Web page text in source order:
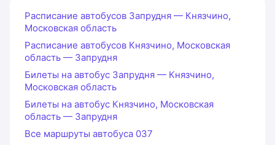
Расписание автобусов Запрудня — Князчино,
Московская область
Расписание автобусов Князчино, Московская
область — Запрудня
Билеты на автобус Запрудня — Князчино,
Московская область
Билеты на автобус Князчино, Московская
область — Запрудня
Все маршруты автобуса 037